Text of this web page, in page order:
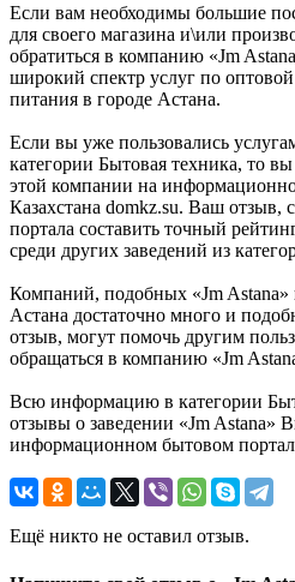
Если вам необходимы большие
для своего магазина и\или
обратиться в компанию «Jm
широкий спектр услуг по
питания в городе Астана.
Если вы уже пользовались
категории Бытовая техника, то
этой компании на
Казахстана domkz.su. Ваш отзыв,
портала составить точный
среди других заведений из
Компаний, подобных «Jm
Астана достаточно много и
отзыв, могут помочь другим
обращаться в компанию «Jm
Всю информацию в категории
отзывы о заведении «Jm Astana»
информационном бытовом
Ещё никто не оставил отзыв.